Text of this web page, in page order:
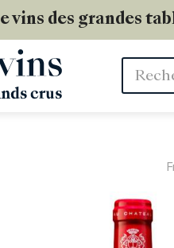
vins des grandes
Mots